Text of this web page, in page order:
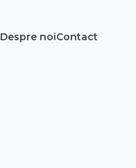
Despre noiContact